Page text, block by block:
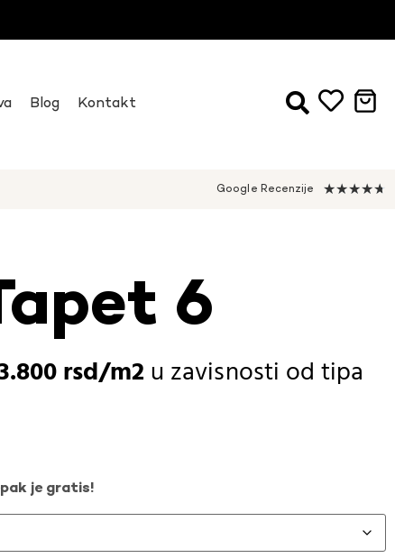
Blog Kontakt
Google Recenzije ★★★★★
6
rsd u zavisnosti od tipa
je gratis!